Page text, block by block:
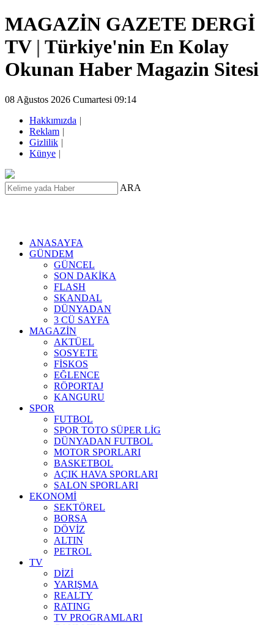
MAGAZİN GAZETE DERGİ
TV | Türkiye'nin En Kolay
Okunan Haber Magazin Sitesi
08 Ağustos 2026 Cumartesi 09:14
Hakkımızda |
Reklam |
Gizlilik |
Künye |
ARA
ANASAYFA
GÜNDEM
GÜNCEL
SON DAKİKA
FLASH
SKANDAL
DÜNYADAN
3 CÜ SAYFA
MAGAZİN
AKTÜEL
SOSYETE
FİSKOS
EĞLENCE
RÖPORTAJ
KANGURU
SPOR
FUTBOL
SPOR TOTO SÜPER LİG
DÜNYADAN FUTBOL
MOTOR SPORLARI
BASKETBOL
AÇIK HAVA SPORLARI
SALON SPORLARI
EKONOMİ
SEKTÖREL
BORSA
DÖVİZ
ALTIN
PETROL
TV
DİZİ
YARIŞMA
REALTY
RATING
TV PROGRAMLARI